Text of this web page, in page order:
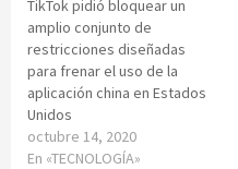
TikTok pidió bloquear un
amplio conjunto de
restricciones diseñadas
para frenar el uso de la
aplicación china en Estados
Unidos
octubre 14, 2020
En «TECNOLOGÍA»